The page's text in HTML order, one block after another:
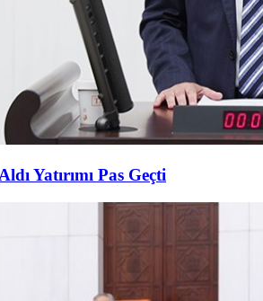
Yatırımı Pas Geçti